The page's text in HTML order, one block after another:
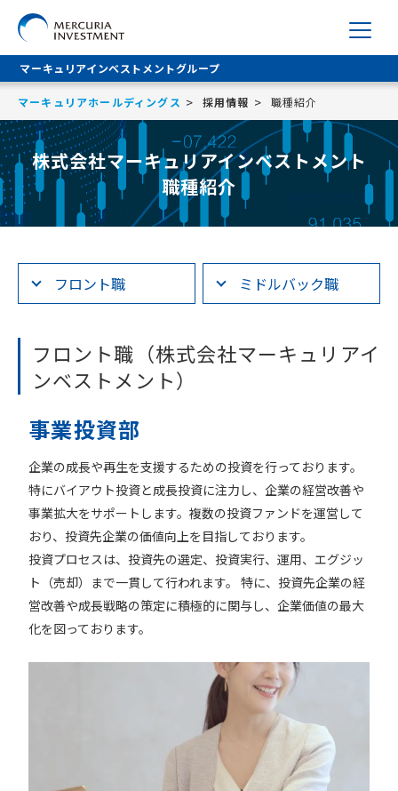
マーキュリアインベストメントグループ
マーキュリアホールディングス 採用情報 職種紹介
株式会社マーキュリアインベストメント
職種紹介
フロント職 ミドルバック職
フロント職（株式会社マーキュリアイ
ンベストメント）
事業投資部
企業の成長や再生を支援するための投資を行っております。
特にバイアウト投資と成長投資に注力し、企業の経営改善や
事業拡大をサポートします。複数の投資ファンドを運営して
おり、投資先企業の価値向上を目指しております。
投資プロセスは、投資先の選定、投資実行、運用、エグジッ
ト（売却）まで一貫して行われます。 特に、投資先企業の経
営改善や成長戦略の策定に積極的に関与し、企業価値の最大
化を図っております。